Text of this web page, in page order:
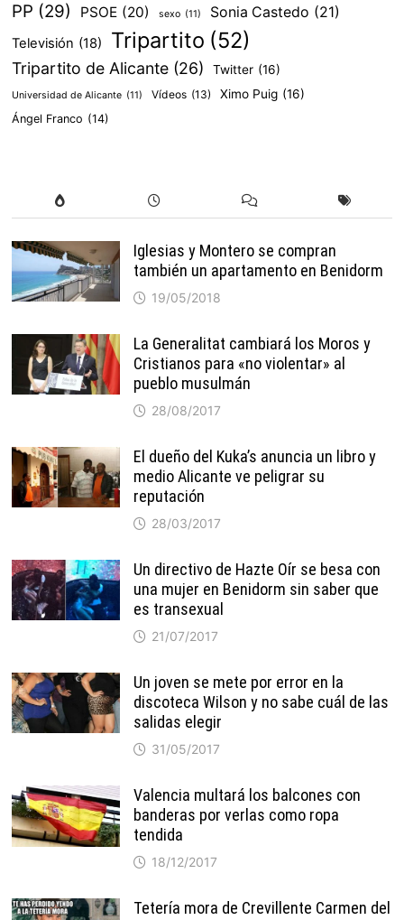
PP (29) PSOE (20) sexo (11) Sonia Castedo (21)
Televisión (18) Tripartito (52)
Tripartito de Alicante (26) Twitter (16)
Universidad de Alicante (11) Vídeos (13) Ximo Puig (16)
Ángel Franco (14)
Iglesias y Montero se compran
también un apartamento en Benidorm
19/05/2018
La Generalitat cambiará los Moros y
Cristianos para «no violentar» al
pueblo musulmán
28/08/2017
El dueño del Kuka’s anuncia un libro y
medio Alicante ve peligrar su
reputación
28/03/2017
Un directivo de Hazte Oír se besa con
una mujer en Benidorm sin saber que
es transexual
21/07/2017
Un joven se mete por error en la
discoteca Wilson y no sabe cuál de las
salidas elegir
31/05/2017
Valencia multará los balcones con
banderas por verlas como ropa
tendida
18/12/2017
Tetería mora de Crevillente Carmen del